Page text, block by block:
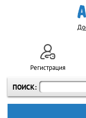
ПОИСК:
Регистрация